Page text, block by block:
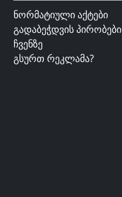
ნორმატიული აქტები
გადაბეჭდვის პირობები
ჩვენზე
გსურთ რეკლამა?